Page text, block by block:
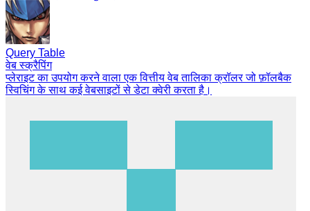
Query Table
वेब स्क्रैपिंग
प्लेराइट का उपयोग करने वाला एक वित्तीय वेब तालिका क्रॉलर जो फ़ॉलबैक
स्विचिंग के साथ कई वेबसाइटों से डेटा क्वेरी करता है।